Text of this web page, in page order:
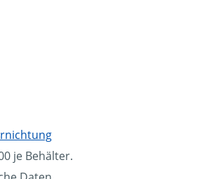
je Behälter.